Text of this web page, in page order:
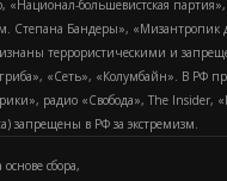
большевистская
Степана Бандеры»,
террористическими и
«Сеть», «Колумбайн». В РФ
радио «Свобода», The Insider,
запрещены в РФ за экстремизм.
сбора,